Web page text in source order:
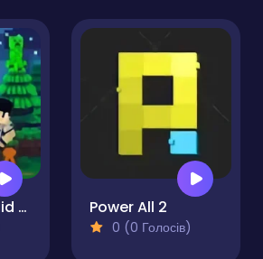
Minecraft Squid Anomaly Power All 2
0 (0 Голосів)